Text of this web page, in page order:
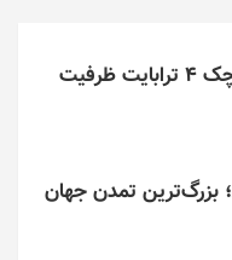
این کارت حافظه کوچک ۴ ترابایت ظرفیت
بازی/ Age of 2048؛ بزرگ‌ترین تمدن جهان